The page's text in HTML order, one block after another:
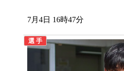
7月4日 16時47分